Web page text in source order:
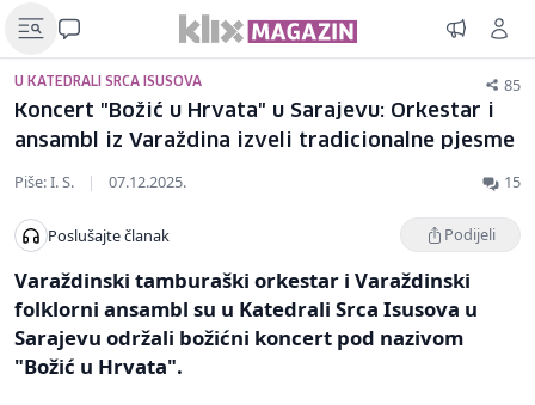
U KATEDRALI SRCA ISUSOVA 85
Koncert "Božić u Hrvata" u Sarajevu: Orkestar i
ansambl iz Varaždina izveli tradicionalne pjesme
Piše: I. S. | 07.12.2025. 15
Poslušajte članak Podijeli
Varaždinski tamburaški orkestar i Varaždinski
folklorni ansambl su u Katedrali Srca Isusova u
Sarajevu održali božićni koncert pod nazivom
"Božić u Hrvata".